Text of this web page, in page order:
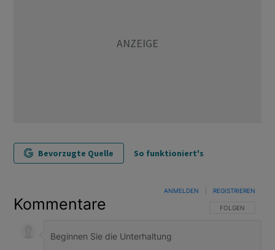
Bevorzugte Quelle So funktioniert's
Kommentare FOLGE DIESER
FOLGEN
ANMELDEN REGISTRIEREN